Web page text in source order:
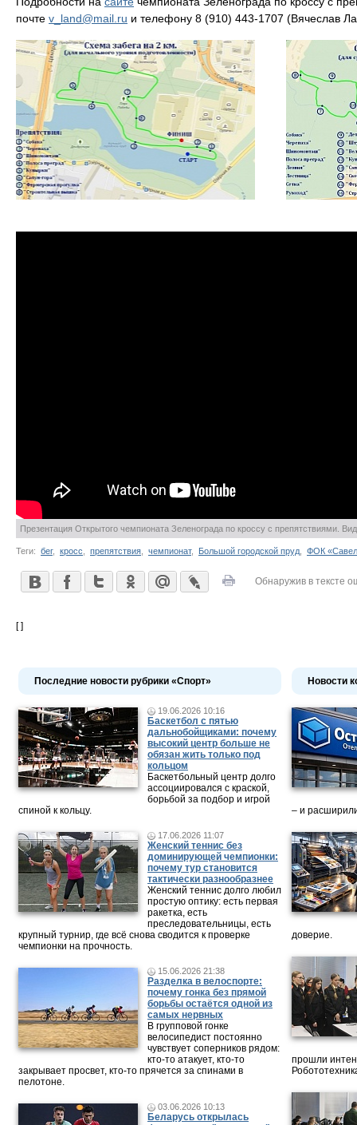
почте v_land@mail.ru и телефону 8 (910) 443-1707 (Вячеслав
Презентация Открытого чемпионата Зеленограда по кроссу с препятствиями.
Теги: бег, кросс препятствия чемпионат, Большой городской пруд ФОК
Обнаружив в тексте
[ ]
Последние новости рубрики «Спорт»
19.06.2026 10:16
Баскетбол с пятью
дальнобойщиками: почему
высокий центр больше не
обязан жить только под
кольцом
Баскетбольный центр долго
ассоциировался с краской,
борьбой за подбор и игрой
спиной к кольцу.
17.06.2026 11:07
Женский теннис без
доминирующей чемпионки:
почему тур становится
тактически разнообразнее
Женский теннис долго любил
простую оптику: есть первая
ракетка, есть
преследовательницы, есть
крупный турнир, где всё снова сводится к проверке
чемпионки на прочность.
15.06.2026 21:38
Разделка в велоспорте:
почему гонка без прямой
борьбы остаётся одной из
самых нервных
В групповой гонке
велосипедист постоянно
чувствует соперников рядом:
кто-то атакует, кто-то
закрывает просвет, кто-то прячется за спинами в
пелотоне.
03.06.2026 10:13
Беларусь открылась
Новости
– и
доверие.
прошли